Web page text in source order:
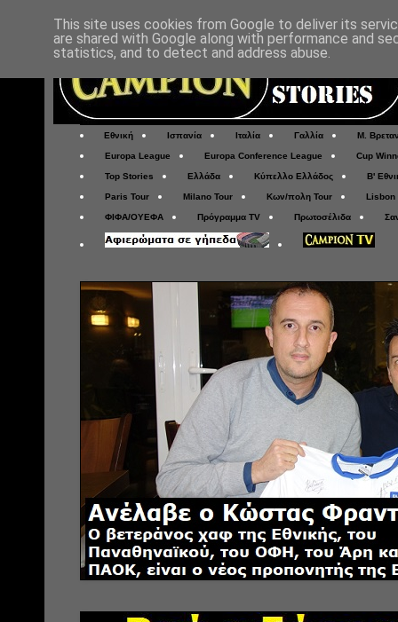
Εθνική Ισπανία Ιταλία Γαλλία Μ.
Europa League Europa Conference League Cup
Top Stories Ελλάδα Κύπελλο Ελλάδος Β'
Paris Tour Milano Tour Κων/πολη Tour Lisbon
ΦΙΦΑ/ΟΥΕΦΑ Πρόγραμμα TV Πρωτοσέλιδα
This site uses cookies from Google to deliver its
are shared with Google along with performance and
statistics, and to detect and address abuse.